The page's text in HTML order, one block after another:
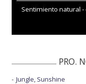
Sentimiento natural -
PRO.
Jungle, Sunshine